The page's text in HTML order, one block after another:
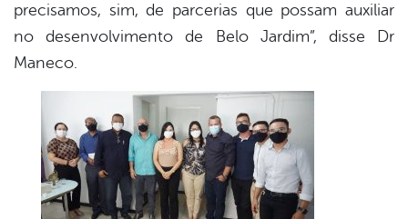
precisamos, sim, de parcerias que possam auxiliar
no desenvolvimento de Belo Jardim”, disse Dr
Maneco.